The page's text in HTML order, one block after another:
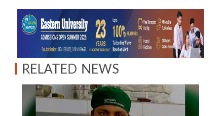
RELATED NEWS